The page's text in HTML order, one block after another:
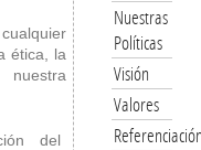
ética, la
del
Nuestras
Políticas
Visión
Valores